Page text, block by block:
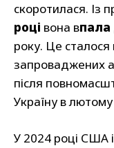
скоротилася. Із
році вона впала
року. Це сталося
запроваджених
після
Україну в
У 2024 році США